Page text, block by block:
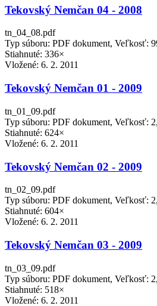
Tekovský Nemčan 04 - 2008
tn_04_08.pdf
Typ súboru: PDF dokument, Veľkosť:
Stiahnuté: 336×
Vložené: 6. 2. 2011
Tekovský Nemčan 01 - 2009
tn_01_09.pdf
Typ súboru: PDF dokument, Veľkosť:
Stiahnuté: 624×
Vložené: 6. 2. 2011
Tekovský Nemčan 02 - 2009
tn_02_09.pdf
Typ súboru: PDF dokument, Veľkosť:
Stiahnuté: 604×
Vložené: 6. 2. 2011
Tekovský Nemčan 03 - 2009
tn_03_09.pdf
Typ súboru: PDF dokument, Veľkosť:
Stiahnuté: 518×
Vložené: 6. 2. 2011